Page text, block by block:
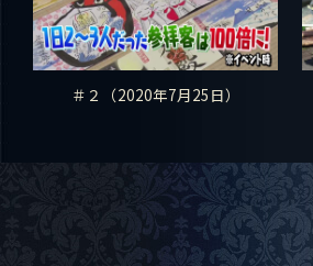
＃２（2020年7月25日）